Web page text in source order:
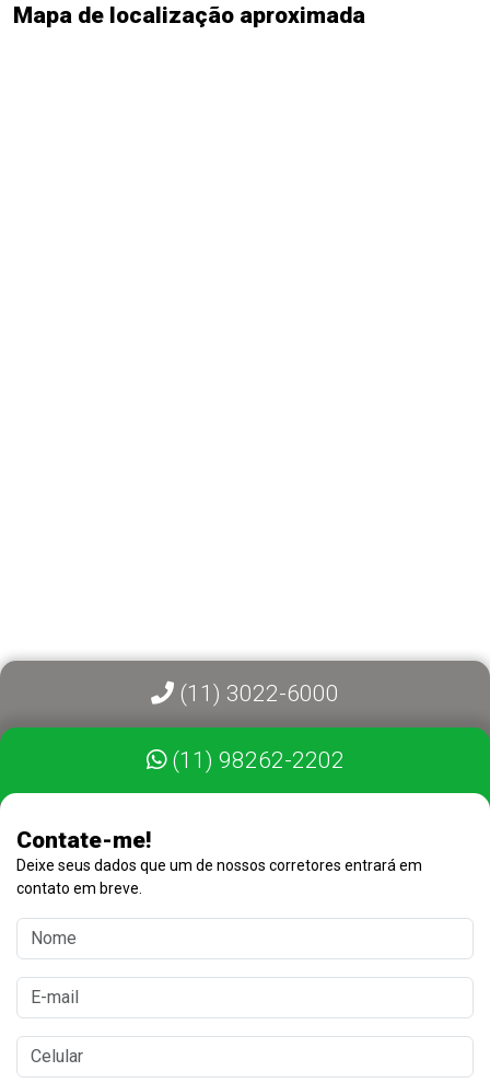
Mapa de localização aproximada
(11) 3022-6000
(11) 98262-2202
Contate-me!
Deixe seus dados que um de nossos corretores entrará em
contato em breve.